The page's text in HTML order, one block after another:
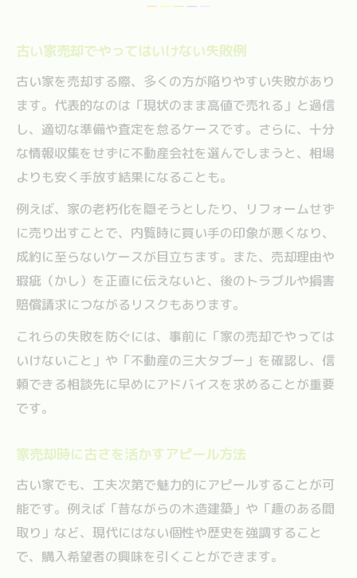
古い家売却でやってはいけない失敗例
古い家を売却する際、多くの方が陥りやすい失敗があり
ます。代表的なのは「現状のまま高値で売れる」と過信
し、適切な準備や査定を怠るケースです。さらに、十分
な情報収集をせずに不動産会社を選んでしまうと、相場
よりも安く手放す結果になることも。
例えば、家の老朽化を隠そうとしたり、リフォームせず
に売り出すことで、内覧時に買い手の印象が悪くなり、
成約に至らないケースが目立ちます。また、売却理由や
瑕疵（かし）を正直に伝えないと、後のトラブルや損害
賠償請求につながるリスクもあります。
これらの失敗を防ぐには、事前に「家の売却でやっては
いけないこと」や「不動産の三大タブー」を確認し、信
頼できる相談先に早めにアドバイスを求めることが重要
です。
家売却時に古さを活かすアピール方法
古い家でも、工夫次第で魅力的にアピールすることが可
能です。例えば「昔ながらの木造建築」や「趣のある間
取り」など、現代にはない個性や歴史を強調すること
で、購入希望者の興味を引くことができます。